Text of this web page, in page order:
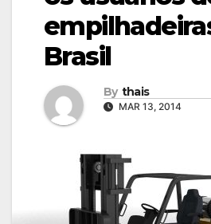
Brasil
By thais
MAR 13, 2014